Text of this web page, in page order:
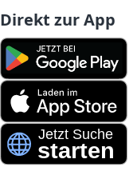
Direkt zur App